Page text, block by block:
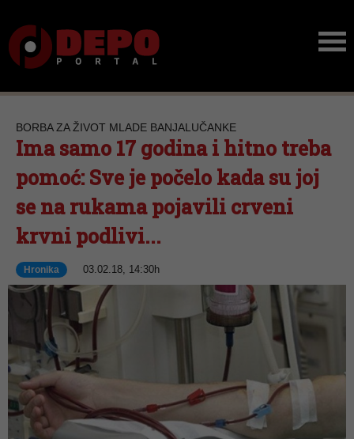
BORBA ZA ŽIVOT MLADE BANJALUČANKE
Ima samo 17 godina i hitno treba
pomoć: Sve je počelo kada su joj
se na rukama pojavili crveni
krvni podlivi...
Hronika 03.02.18, 14:30h